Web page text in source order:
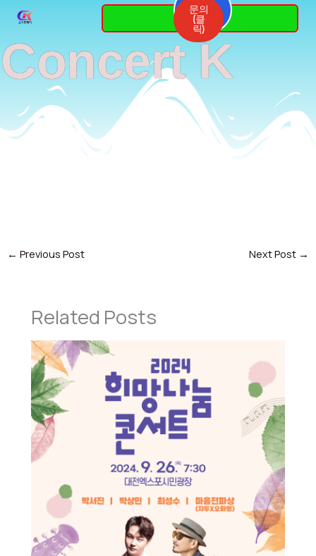
content
Concert K
3764-
7337
문의
(클
릭)
← Previous Post Next Post →
Related Posts